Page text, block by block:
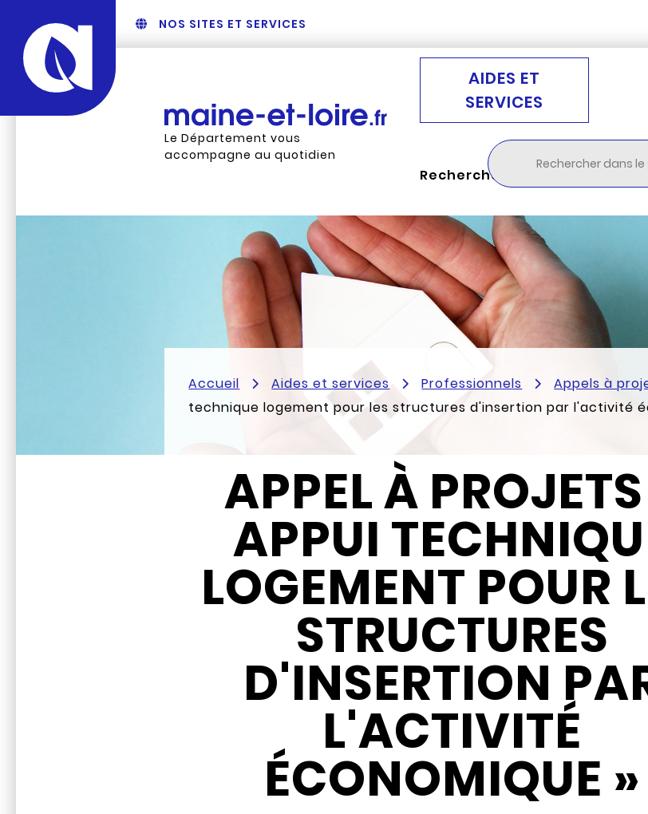
NOS SITES ET SERVICES
Le Département vous
accompagne au quotidien
AIDES ET
SERVICES
Rechercher
Accueil Aides et services Professionnels Appels à
technique logement pour les structures d'insertion par l'activité
APPEL À
APPUI
LOGEMENT POUR
STRUCTURES
D'INSERTION
L'ACTIVITÉ
ÉCONOMIQUE »